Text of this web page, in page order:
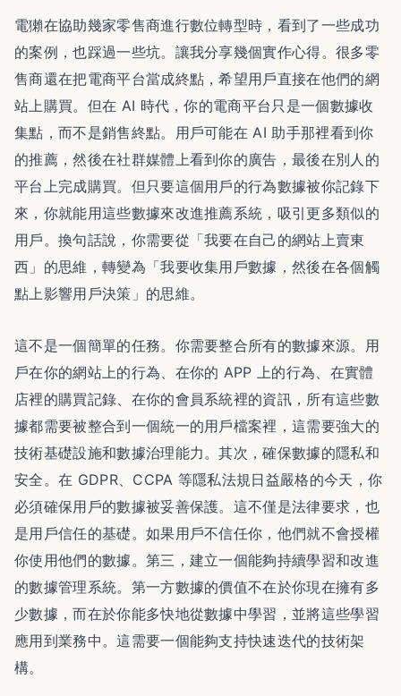
電獺在協助幾家零售商進行數位轉型時，看到了一些成功
的案例，也踩過一些坑。讓我分享幾個實作心得。很多零
售商還在把電商平台當成終點，希望用戶直接在他們的網
站上購買。但在 AI 時代，你的電商平台只是一個數據收
集點，而不是銷售終點。用戶可能在 AI 助手那裡看到你
的推薦，然後在社群媒體上看到你的廣告，最後在別人的
平台上完成購買。但只要這個用戶的行為數據被你記錄下
來，你就能用這些數據來改進推薦系統，吸引更多類似的
用戶。換句話說，你需要從「我要在自己的網站上賣東
西」的思維，轉變為「我要收集用戶數據，然後在各個觸
點上影響用戶決策」的思維。
這不是一個簡單的任務。你需要整合所有的數據來源。用
戶在你的網站上的行為、在你的 APP 上的行為、在實體
店裡的購買記錄、在你的會員系統裡的資訊，所有這些數
據都需要被整合到一個統一的用戶檔案裡，這需要強大的
技術基礎設施和數據治理能力。其次，確保數據的隱私和
安全。在 GDPR、CCPA 等隱私法規日益嚴格的今天，你
必須確保用戶的數據被妥善保護。這不僅是法律要求，也
是用戶信任的基礎。如果用戶不信任你，他們就不會授權
你使用他們的數據。第三，建立一個能夠持續學習和改進
的數據管理系統。第一方數據的價值不在於你現在擁有多
少數據，而在於你能多快地從數據中學習，並將這些學習
應用到業務中。這需要一個能夠支持快速迭代的技術架
構。